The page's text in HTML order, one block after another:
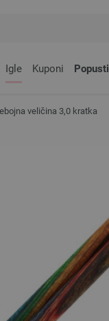
Igle Kuponi Popusti
veličina 3,0 kratka